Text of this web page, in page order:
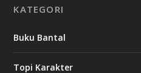
KATEGORI
Buku Bantal
Topi Karakter